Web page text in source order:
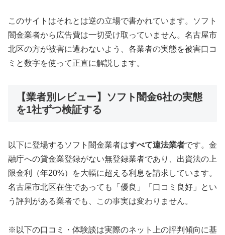
このサイトはそれとは逆の立場で書かれています。ソフト
闇金業者から広告費は一切受け取っていません。名古屋市
北区の方が被害に遭わないよう、各業者の実態を被害口コ
ミと数字を使って正直に解説します。
【業者別レビュー】ソフト闇金6社の実態
を1社ずつ検証する
以下に登場するソフト闇金業者はすべて違法業者です。金
融庁への貸金業登録がない無登録業者であり、出資法の上
限金利（年20%）を大幅に超える利息を請求しています。
名古屋市北区在住であっても「優良」「口コミ良好」とい
う評判がある業者でも、この事実は変わりません。
※以下の口コミ・体験談は実際のネット上の評判傾向に基